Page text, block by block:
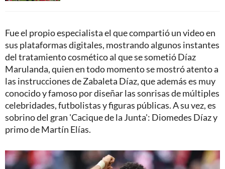
Fue el propio especialista el que compartió un video en
sus plataformas digitales, mostrando algunos instantes
del tratamiento cosmético al que se sometió Díaz
Marulanda, quien en todo momento se mostró atento a
las instrucciones de Zabaleta Díaz, que además es muy
conocido y famoso por diseñar las sonrisas de múltiples
celebridades, futbolistas y figuras públicas. A su vez, es
sobrino del gran 'Cacique de la Junta': Diomedes Díaz y
primo de Martín Elías.